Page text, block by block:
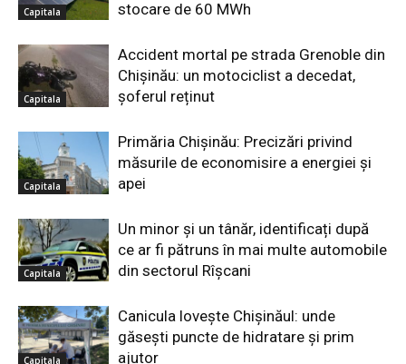
Capitala
stocare de 60 MWh
Capitala
Accident mortal pe strada Grenoble din
Chișinău: un motociclist a decedat,
șoferul reținut
Capitala
Primăria Chișinău: Precizări privind
măsurile de economisire a energiei și
apei
Capitala
Un minor și un tânăr, identificați după
ce ar fi pătruns în mai multe automobile
din sectorul Rîșcani
Capitala
Canicula lovește Chișinăul: unde
găsești puncte de hidratare și prim
ajutor